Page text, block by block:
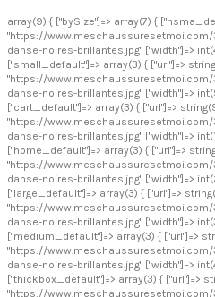
array(9) { ["bySize"]=> array(7) {
"https://
danse-noires-brillantes.jpg" ["width"]=>
["small_default"]=> array(3) { ["url"]=>
"https://
danse-noires-brillantes.jpg" ["width"]=>
["cart_default"]=> array(3) { ["url"]=>
"https://
danse-noires-brillantes.jpg" ["width"]=>
["home_default"]=> array(3) { ["url"]=>
"https://
danse-noires-brillantes.jpg" ["width"]=>
["large_default"]=> array(3) { ["url"]=>
"https://
danse-noires-brillantes.jpg" ["width"]=>
["medium_default"]=> array(3) { ["url"]=>
"https://
danse-noires-brillantes.jpg" ["width"]=>
["thickbox_default"]=> array(3) { ["url"]=>
"https://